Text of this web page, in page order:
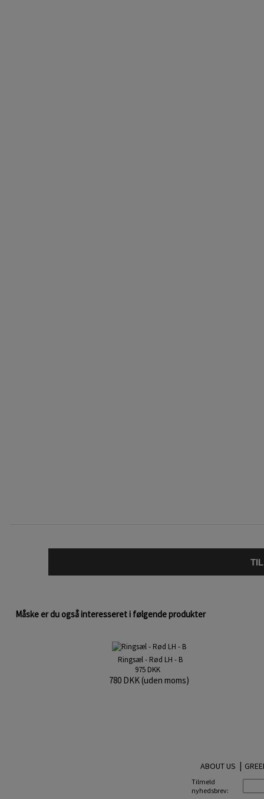
Måske er du også interesseret i følgende produkter
Ringsæl - Rød LH - B
975 DKK
780 DKK (uden moms)
ABOUT US |
Tilmeld
nyhedsbrev: